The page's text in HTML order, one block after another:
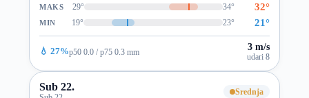
MAKS 29° 34° 32°
MIN 19° 23° 21°
💧 27%p50 0.0 / p75 0.3 mm 3 m/s
udari 8
Sub 22. Srednja